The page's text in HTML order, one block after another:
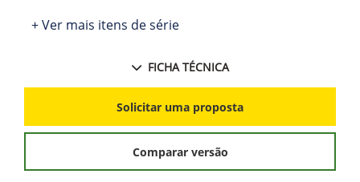
+ Ver mais itens de série
FICHA TÉCNICA
Solicitar uma proposta
Comparar versão